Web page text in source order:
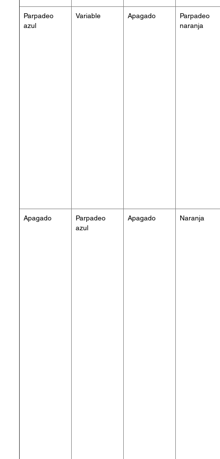
Parpadeo
azul
Variable Apagado
Parpadeo
naranja
Apagado
Parpadeo
azul
Apagado Naranja